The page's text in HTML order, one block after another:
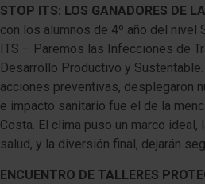
STOP ITS: LOS GANADORES DE
con los alumnos de 4º año del nivel
ITS – Paremos las Infecciones de
Desarrollo Productivo y
acciones preventivas, desplegaron
e impacto sanitario fue el de la
Costa. El clima puso un marco
salud, y la diversión final, dejarán
ENCUENTRO DE TALLERES